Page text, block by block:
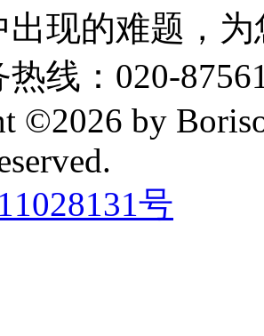
出现的难题，
线：020-
©2026 by
号